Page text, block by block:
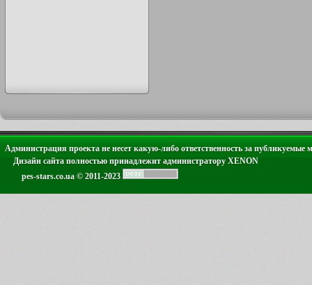
Администрация проекта не несет какую-либо ответственность за публикуемые
Дизайн сайта полностью принадлежит администратору XENON
pes-stars.co.ua © 2011-2023